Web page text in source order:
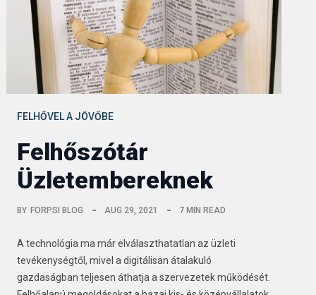
FELHŐVEL A JÖVŐBE
Felhőszótár
Üzletembereknek
BY FORPSI BLOG AUG 29, 2021 7 MIN READ
A technológia ma már elválaszthatatlan az üzleti
tevékenységtől, mivel a digitálisan átalakuló
gazdaságban teljesen áthatja a szervezetek működését.